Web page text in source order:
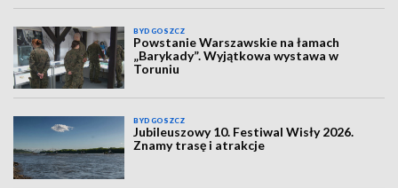
BYDGOSZCZ
Powstanie Warszawskie na łamach
„Barykady”. Wyjątkowa wystawa w
Toruniu
BYDGOSZCZ
Jubileuszowy 10. Festiwal Wisły 2026.
Znamy trasę i atrakcje